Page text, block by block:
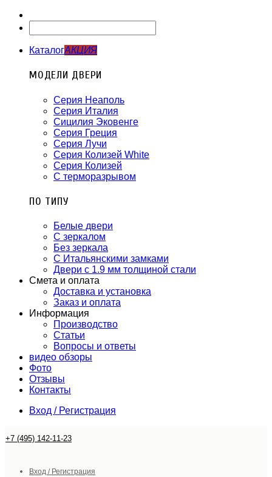
КаталогАКЦИЯ
МОДЕЛИ ДВЕРИ
Серия Неаполь
Серия Италия
Сицилия Эковенге
Серия Греция
Серия Лучи
Серия Колизей White
Серия Колизей
С терморазрывом
ПО ТИПУ
Белые двери
С зеркалом
Без зеркала
С Итальянскими замками
Двери с 1.9 мм толщиной стали
Смета и оплата
Доставка и установка
Заказ и оплата
Информация
Производство
Статьи
Вопросы и ответы
видео обзоры
Фото
Отзывы
Контакты
Вход / Регистрация
+7 (495) 142-11-23
Вход / Регистрация